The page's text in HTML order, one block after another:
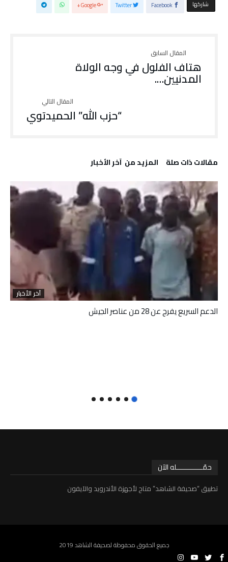
‫‫ شاركها‬ Facebook
Twitter
Google+
هتاف الفلول في وجه الولاة
المدنيين….
“حزب الله” الحميدتوي
‫مقالات ذات صلة‬ ‫المزيد من ‬ آخر الأخبار
آخر الأخبار
الدعم السريع يفرج عن 28 من عناصر الجيش
حمّـــــــــــــله الآن
تطبيق “صحيفة الشاهد” متاح لأجهزة الأندرويد والآيفون
جميع الحقوق محفوظة لصحيفة الشاهد 2019